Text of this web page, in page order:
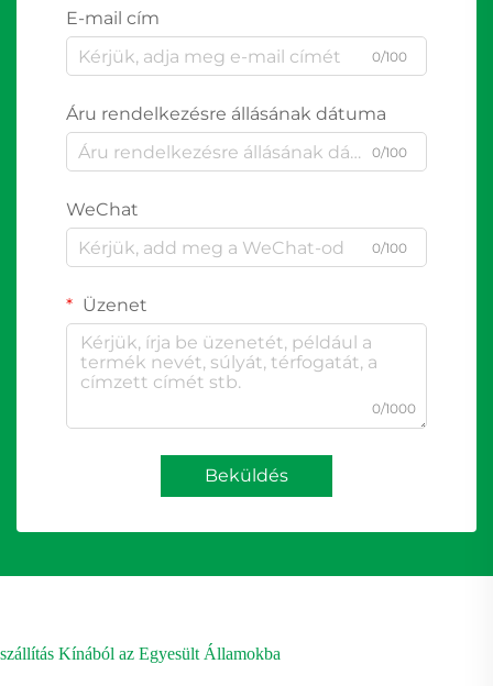
E-mail cím
0/100
Áru rendelkezésre állásának dátuma
0/100
WeChat
0/100
Üzenet
0/1000
Beküldés
szállítás Kínából az Egyesült Államokba